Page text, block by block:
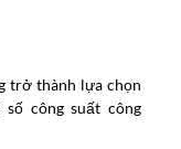
trở thành lựa chọn
công suất công